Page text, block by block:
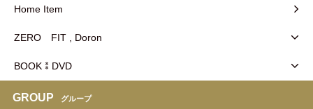
Home Item
ZERO FIT , Doron
BOOK⁑DVD
GROUP グループ